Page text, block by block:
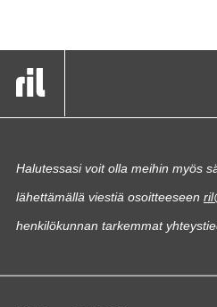
Halutessasi voit olla meihin myös
lähettämällä viestiä osoitteeseen
henkilökunnan tarkemmat